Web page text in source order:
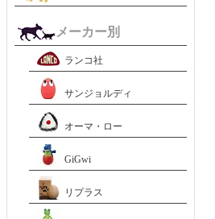
メーカー別
ランコ社
サンジョルディ
オーマ・ロー
GiGwi
リプラス